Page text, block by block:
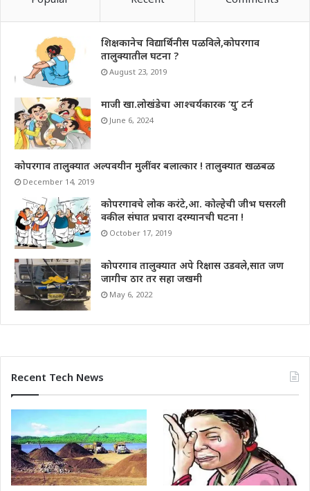
शिक्षकानेच विद्यार्थिनीस पळविले,कोपरगाव
तालुक्यातील घटना ?
August 23, 2019
माजी खा.लोखंडेचा आश्चर्यकारक ‘यु’ टर्न
June 6, 2024
कोपरगाव तालुक्यात अल्पवयीन मुलींवर बलात्कार ! तालुक्यात खळबळ
December 14, 2019
कोपरगावचे लोक करंटे,आ. कोल्हेची जीभ घसरली
वकील संघात प्रचारा दरम्यानची घटना !
October 17, 2019
कोपरगाव तालुक्यात अपे रिक्षास उडवले,सात जण
जागीच ठार तर सहा जखमी
May 6, 2022
Recent Tech News